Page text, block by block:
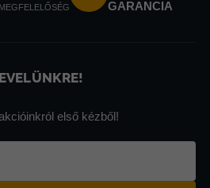
MEGFELELŐSÉG
GARANCIA
első kézből!